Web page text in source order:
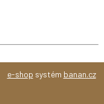
e-shop systém banan.cz